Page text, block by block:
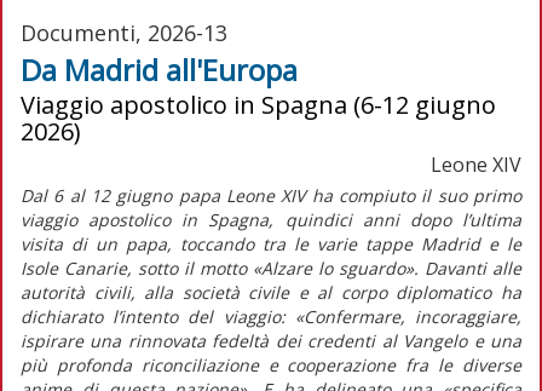
Documenti, 2026-13
Da Madrid all'Europa
Viaggio apostolico in Spagna (6-12 giugno
2026)
Leone XIV
Dal 6 al 12 giugno papa Leone XIV ha compiuto il suo primo
viaggio apostolico in Spagna, quindici anni dopo l’ultima
visita di un papa, toccando tra le varie tappe Madrid e le
Isole Canarie, sotto il motto «Alzare lo sguardo». Davanti alle
autorità civili, alla società civile e al corpo diplomatico ha
dichiarato l’intento del viaggio: «Confermare, incoraggiare,
ispirare una rinnovata fedeltà dei credenti al Vangelo e una
più profonda riconciliazione e cooperazione fra le diverse